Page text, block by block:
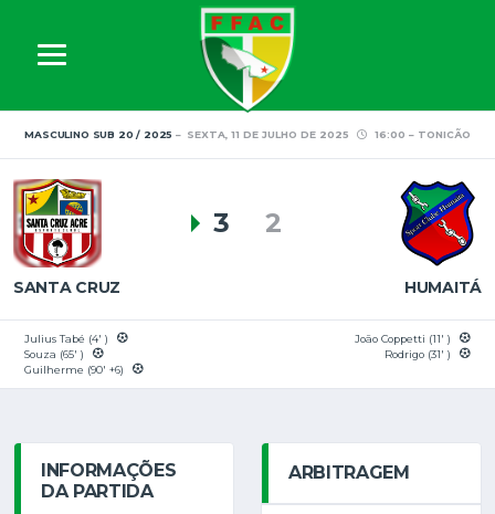
MASCULINO SUB 20 / 2025 SEXTA, 11 DE JULHO DE 2025 16:00 TONICÃO
SANTA CRUZ
3
HUMAITÁ
2
Julius Tabé (4' )
Souza (65' )
Guilherme (90' +6)
João Coppetti (11' )
Rodrigo (31' )
INFORMAÇÕES
DA PARTIDA
ARBITRAGEM